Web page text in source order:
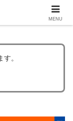
。
MENU